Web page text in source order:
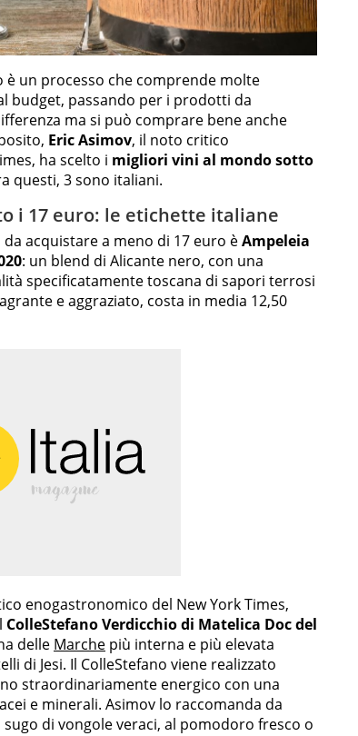
è un processo che comprende molte
budget, passando per i prodotti da
ma si può comprare bene anche
Eric Asimov, il noto critico
ha scelto i migliori vini al mondo sotto
questi, 3 sono italiani.
i 17 euro: le etichette italiane
acquistare a meno di 17 euro èAmpeleia
: un blend di Alicante nero, con una
specificatamente toscana di sapori terrosi
e aggraziato, costa in media 12,50
enogastronomico del New York Times,
ColleStefano Verdicchio di Matelica Doc del
delle Marche più interna e più elevata
di Jesi. Il ColleStefano viene realizzato
straordinariamente energico con una
e minerali. Asimov lo raccomanda da
di vongole veraci, al pomodoro fresco o